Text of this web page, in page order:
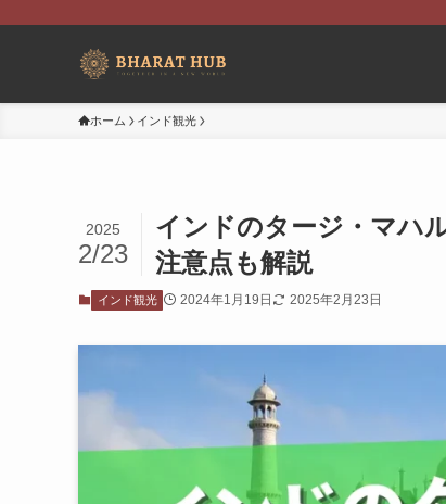
ホーム インド観光
インドのタージ・マハ
注意点も解説
2025
2/23
インド観光 2024年1月19日 2025年2月23日